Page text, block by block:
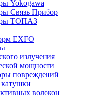
Yokogawa
Связь Прибор
ТОПАЗ
EXFO
излучения
мощности
повреждений
волокон